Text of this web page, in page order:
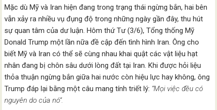
Mặc dù Mỹ và Iran hiện đang trong trạng thái ngừng bắn, hai bên
vẫn xảy ra nhiều vụ đụng độ trong những ngày gần đây, thu hút
sự quan tâm của dư luận. Hôm thứ Tư (3/6), Tổng thống Mỹ
Donald Trump một lần nữa đề cập đến tình hình Iran. Ông cho
biết Mỹ và Iran có thể sẽ cùng nhau khai quật các vật liệu hạt
nhân đang bị chôn sâu dưới lòng đất tại Iran. Khi được hỏi liệu
thỏa thuận ngừng bắn giữa hai nước còn hiệu lực hay không, ông
Trump đáp lại bằng một câu mang tính triết lý: “Mọi việc đều có
nguyên do của nó”.